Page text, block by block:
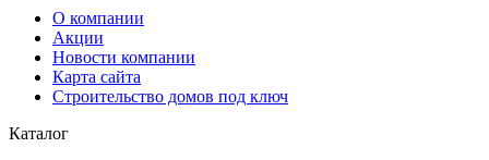
О компании
Акции
Новости компании
Карта сайта
Строительство домов под ключ
Каталог